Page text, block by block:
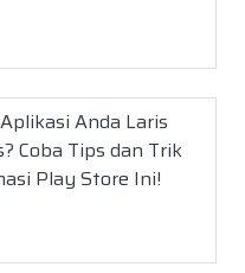
Anda Laris
Coba Tips dan Trik
Play Store Ini!